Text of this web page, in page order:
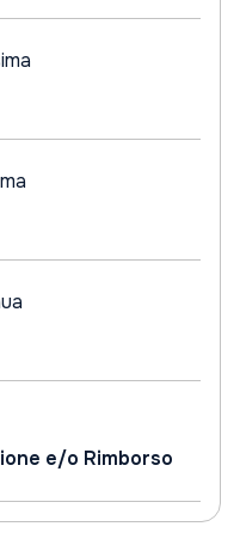
e/o Rimborso